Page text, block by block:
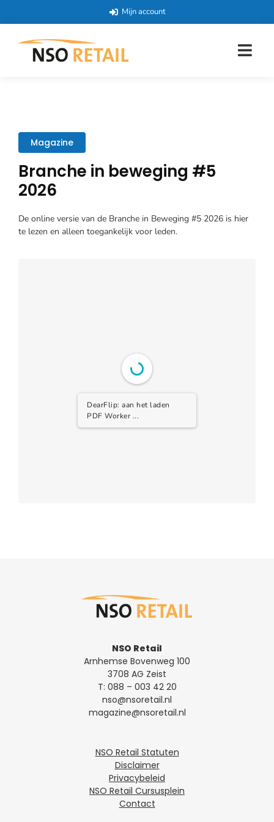
Mijn account
Magazine
Branche in beweging #5
2026
De online versie van de Branche in Beweging #5 2026 is hier
te lezen en alleen toegankelijk voor leden.
DearFlip: aan het laden
PDF Worker ...
NSO Retail
Arnhemse Bovenweg 100
3708 AG Zeist
T: 088 – 003 42 20
nso@nsoretail.nl
magazine@nsoretail.nl
NSO Retail Statuten
Disclaimer
Privacybeleid
NSO Retail Cursusplein
Contact